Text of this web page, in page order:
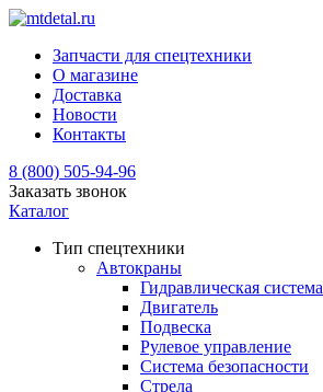
Запчасти для спецтехники
О магазине
Доставка
Новости
Контакты
8 (800) 505-94-96
Заказать звонок
Каталог
Тип спецтехники
Автокраны
Гидравлическая система
Двигатель
Подвеска
Рулевое управление
Система безопасности
Стрела